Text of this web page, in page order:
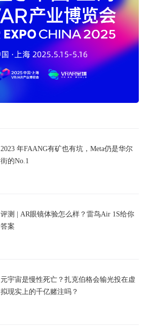
2023 年FAANG有矿也有坑，Meta仍是华尔
街的No.1
评测 | AR眼镜体验怎么样？雷鸟Air 1S给你
答案
元宇宙是慢性死亡？扎克伯格会输光投在虚
拟现实上的千亿赌注吗？